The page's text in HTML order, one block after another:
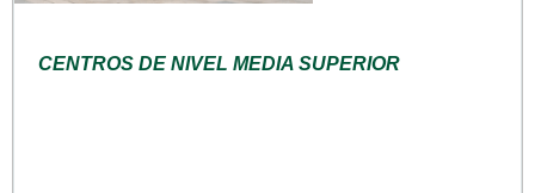
CENTROS DE NIVEL MEDIA SUPERIOR